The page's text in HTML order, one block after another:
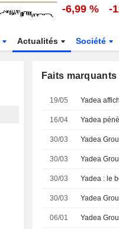
-6,99 % -
Actualités Société
Faits marquants
19/05 Yadea
16/04 Yadea
30/03
30/03 Yadea
30/03 Yadea : le
30/03
06/01